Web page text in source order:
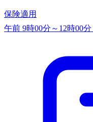
保険適用
午前 9時00分～12時00分